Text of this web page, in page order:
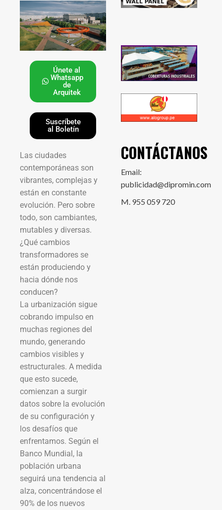
Únete al
Whatsapp
de
Arquitek
Suscríbete
al Boletín
Las ciudades
contemporáneas son
vibrantes, complejas y
están en constante
evolución. Pero sobre
todo, son cambiantes,
mutables y diversas.
¿Qué cambios
transformadores se
están produciendo y
hacia dónde nos
conducen?
La urbanización sigue
cobrando impulso en
muchas regiones del
mundo, generando
cambios visibles y
estructurales. A medida
que esto sucede,
comienzan a surgir
datos sobre la evolución
de su configuración y
los desafíos que
enfrentamos. Según el
Banco Mundial, la
población urbana
seguirá una tendencia al
alza, concentrándose el
90% de los nuevos
CONTÁCTANOS
Email:
publicidad@dipromin.com
M. 955 059 720